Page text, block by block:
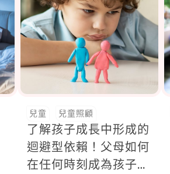
兒童 兒童照顧
了解孩子成長中形成的
迴避型依賴！父母如何
在任何時刻成為孩子主